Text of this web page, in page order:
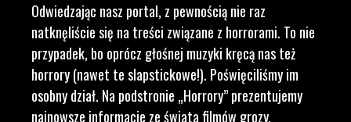
Odwiedzając nasz portal, z pewnością nie raz
natknęliście się na treści związane z horrorami. To nie
przypadek, bo oprócz głośnej muzyki kręcą nas też
horrory (nawet te slapstickowe!). Poświęciliśmy im
osobny dział. Na podstronie „Horrory” prezentujemy
najnowsze informacje ze świata filmów grozy,